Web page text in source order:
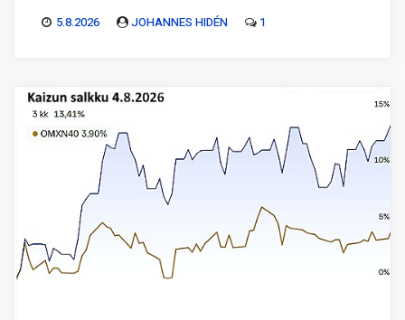
5.8.2026 JOHANNES HIDÉN 1